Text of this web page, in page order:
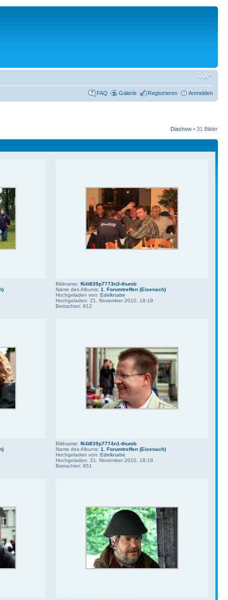
FAQ Galerie Registrieren Anmelden
31 Bilder
Diashow •
Bildname: f64t839p7773n3-thumb
Name des Albums: 1. Forumtreffen (Eisenach)
Hochgeladen von: Edelknabe
Hochgeladen: 21. November 2010, 18:19
Betrachtet: 812
Bildname: f64t839p7774n1-thumb
Name des Albums: 1. Forumtreffen (Eisenach)
Hochgeladen von: Edelknabe
Hochgeladen: 21. November 2010, 18:19
Betrachtet: 651